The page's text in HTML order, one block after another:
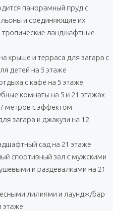
панорамный пруд с
и соединяющие их
ландшафтные
крыше и терраса для загара с
детей на 5 этаже
с кафе на 5 этаже
комнаты на 5 и 21 этажах
метров с эффектом
загара и джакузи на 12
сад на 21 этаже
спортивный зал с мужскими
и раздевалками на 21
лилиями и лаундж/бар
этаже